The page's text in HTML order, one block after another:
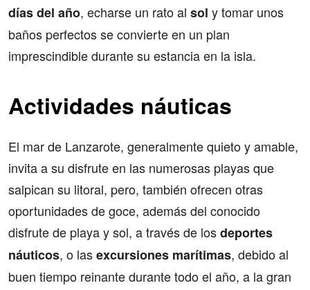
días del año, echarse un rato al sol y tomar unos
baños perfectos se convierte en un plan
imprescindible durante su estancia en la isla.
Actividades náuticas
El mar de Lanzarote, generalmente quieto y amable,
invita a su disfrute en las numerosas playas que
salpican su litoral, pero, también ofrecen otras
oportunidades de goce, además del conocido
disfrute de playa y sol, a través de losdeportes
náuticos, o lasexcursiones marítimas, debido al
buen tiempo reinante durante todo el año, a la gran